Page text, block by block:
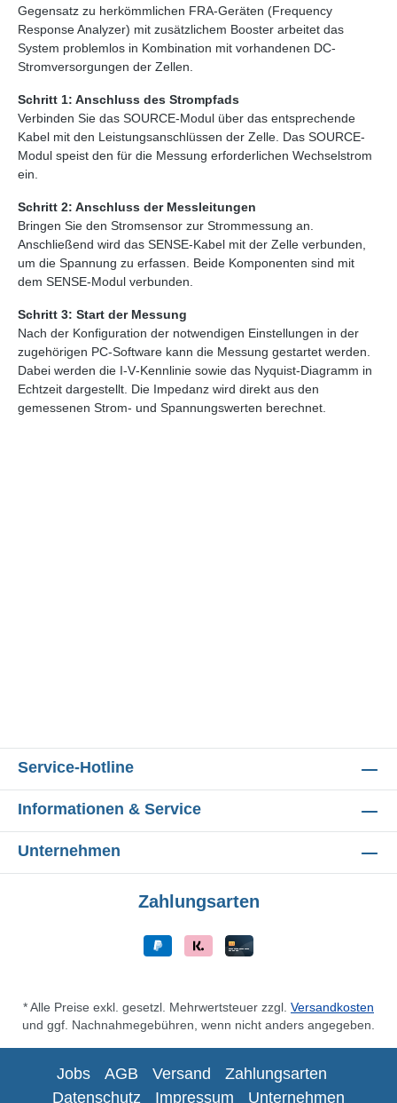
Gegensatz zu herkömmlichen FRA-Geräten (Frequency
Response Analyzer) mit zusätzlichem Booster arbeitet das
System problemlos in Kombination mit vorhandenen DC-
Stromversorgungen der Zellen.
Schritt 1: Anschluss des Strompfads
Verbinden Sie das SOURCE-Modul über das entsprechende
Kabel mit den Leistungsanschlüssen der Zelle. Das SOURCE-
Modul speist den für die Messung erforderlichen Wechselstrom
ein.
Schritt 2: Anschluss der Messleitungen
Bringen Sie den Stromsensor zur Strommessung an.
Anschließend wird das SENSE-Kabel mit der Zelle verbunden,
um die Spannung zu erfassen. Beide Komponenten sind mit
dem SENSE-Modul verbunden.
Schritt 3: Start der Messung
Nach der Konfiguration der notwendigen Einstellungen in der
zugehörigen PC-Software kann die Messung gestartet werden.
Dabei werden die I‑V‑Kennlinie sowie das Nyquist-Diagramm in
Echtzeit dargestellt. Die Impedanz wird direkt aus den
gemessenen Strom- und Spannungswerten berechnet.
Service-Hotline
Informationen & Service
Unternehmen
Zahlungsarten
* Alle Preise exkl. gesetzl. Mehrwertsteuer zzgl. Versandkosten
und ggf. Nachnahmegebühren, wenn nicht anders angegeben.
Jobs AGB Versand
Zahlungsarten
Datenschutz
Impressum Unternehmen